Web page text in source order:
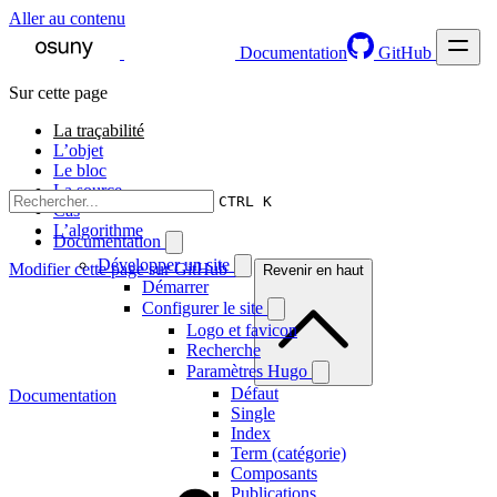
Aller au contenu
Documentation
GitHub
CTRL K
Documentation
Développer un site
Démarrer
Configurer le site
Logo et favicon
Recherche
Paramètres Hugo
Défaut
Single
Index
Term (catégorie)
Composants
Publications
Sur cette page
La traçabilité
L’objet
Le bloc
La source
Cas
L’algorithme
Modifier cette page sur GitHub → Revenir en haut
Documentation